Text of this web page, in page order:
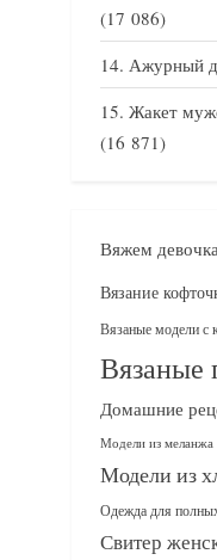
(17 086)
Ажурный
Жакет
(16 871)
Вяжем
Вязание
Вязаные модели с
Вязаные
Домашние
Модели из меланжа
Модели из
Одежда для
Свитер